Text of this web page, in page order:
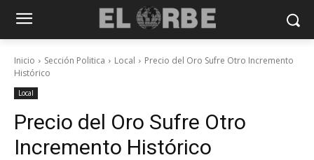
Inicio Sección Politica Local
Precio del Oro Sufre Otro Incremento
Histórico
Local
Precio del Oro Sufre Otro
Incremento Histórico